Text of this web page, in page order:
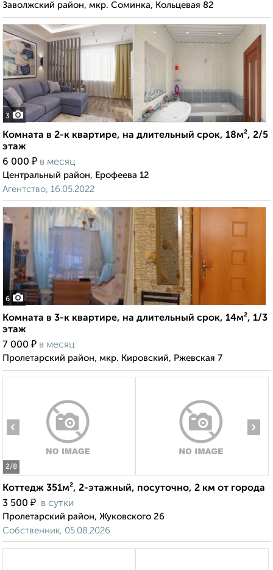
Заволжский район, мкр. Соминка, Кольцевая 82
3
Комната в 2-к квартире, на длительный срок, 18м², 2/5
этаж
6 000 ₽ в месяц
Центральный район, Ерофеева 12
Агентство, 16.05.2022
6
Комната в 3-к квартире, на длительный срок, 14м², 1/3
этаж
7 000 ₽ в месяц
Пролетарский район, мкр. Кировский, Ржевская 7
2/8
‹ ›
Коттедж 351м², 2-этажный, посуточно, 2 км от города
3 500 ₽ в сутки
Пролетарский район, Жуковского 26
Собственник, 05.08.2026